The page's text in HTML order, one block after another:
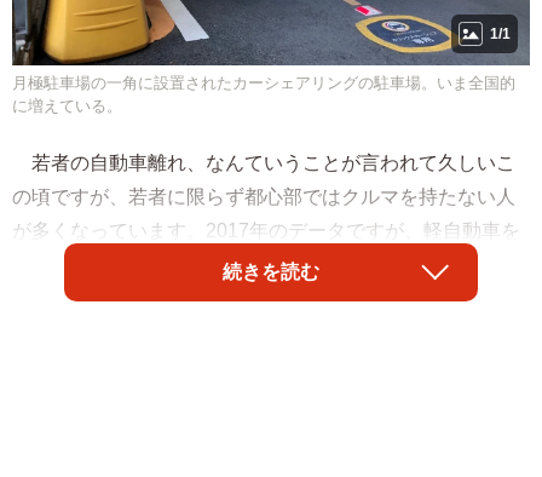
1/1
月極駐車場の一角に設置されたカーシェアリングの駐車場。いま全国的
に増えている。
若者の自動車離れ、なんていうことが言われて久しいこ
の頃ですが、若者に限らず都心部ではクルマを持たない人
が多くなっています。2017年のデータですが、軽自動車を
含めたクルマの保有率が、東京都では一人当たり0.23台、
つまりクルマを持っている人は四人に一人弱という低い値
続きを読む